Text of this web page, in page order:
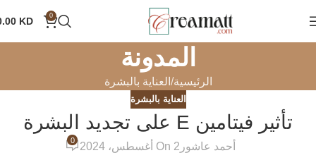
0
KD
المدونة
الرئيسية العناية بالبشرة
العناية بالبشرة
تأثير فيتامين E على تجديد البشرة
أحمد عاشور On 2 أغسطس، 2024
0